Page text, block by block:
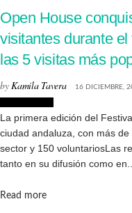
Open House
visitantes durante
las 5 visitas más
byKamila Tavera 16 DICIEMBRE,
La primera edición del
ciudad andaluza, con más
sector y 150 voluntariosLas
tanto en su difusión como en...
Read moreDetails